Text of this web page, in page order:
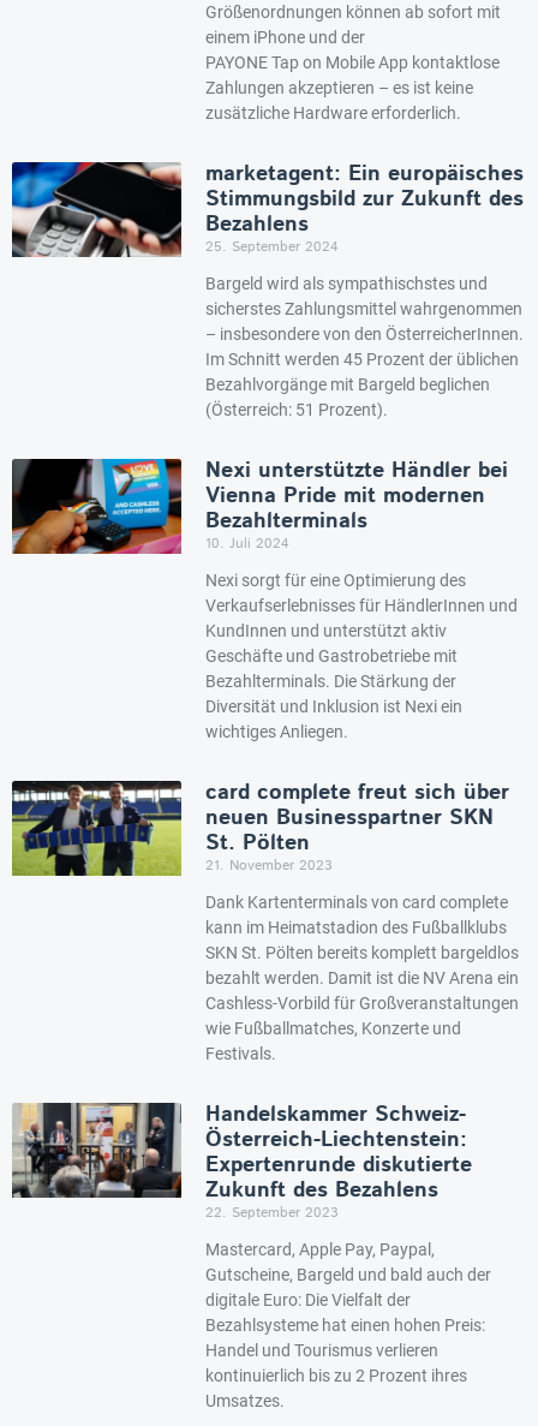
Größenordnungen können ab sofort mit
einem iPhone und der
PAYONE Tap on Mobile App kontaktlose
Zahlungen akzeptieren – es ist keine
zusätzliche Hardware erforderlich.
marketagent: Ein europäisches
Stimmungsbild zur Zukunft des
Bezahlens
25. September 2024
Bargeld wird als sympathischstes und
sicherstes Zahlungsmittel wahrgenommen
– insbesondere von den ÖsterreicherInnen.
Im Schnitt werden 45 Prozent der üblichen
Bezahlvorgänge mit Bargeld beglichen
(Österreich: 51 Prozent).
Nexi unterstützte Händler bei
Vienna Pride mit modernen
Bezahlterminals
10. Juli 2024
Nexi sorgt für eine Optimierung des
Verkaufserlebnisses für HändlerInnen und
KundInnen und unterstützt aktiv
Geschäfte und Gastrobetriebe mit
Bezahlterminals. Die Stärkung der
Diversität und Inklusion ist Nexi ein
wichtiges Anliegen.
card complete freut sich über
neuen Businesspartner SKN
St. Pölten
21. November 2023
Dank Kartenterminals von card complete
kann im Heimatstadion des Fußballklubs
SKN St. Pölten bereits komplett bargeldlos
bezahlt werden. Damit ist die NV Arena ein
Cashless-Vorbild für Großveranstaltungen
wie Fußballmatches, Konzerte und
Festivals.
Handelskammer Schweiz-
Österreich-Liechtenstein:
Expertenrunde diskutierte
Zukunft des Bezahlens
22. September 2023
Mastercard, Apple Pay, Paypal,
Gutscheine, Bargeld und bald auch der
digitale Euro: Die Vielfalt der
Bezahlsysteme hat einen hohen Preis:
Handel und Tourismus verlieren
kontinuierlich bis zu 2 Prozent ihres
Umsatzes.